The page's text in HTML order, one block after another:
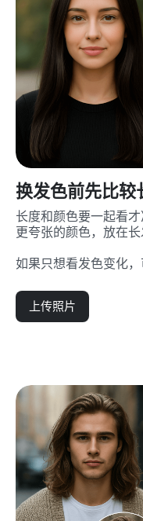
换发色前先比较
长度和颜色要一起看
更夸张的颜色，放在
如果只想看发色变化，
上传照片